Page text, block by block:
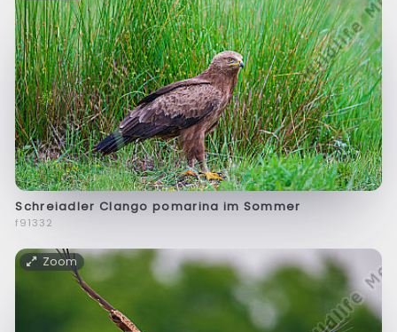
Schreiadler Clango pomarina im Sommer
f91332
Zoom